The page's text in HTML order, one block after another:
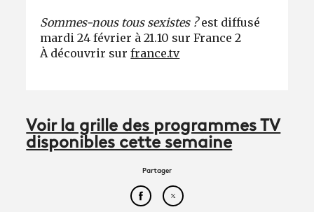
Sommes-nous tous sexistes ?est diffusé
mardi 24 février à 21.10 sur France 2
À découvrir surfrance.tv
Voir la grille des programmes TV
disponibles cette semaine
Partager
Partager cet article sur
Partager cet article sur